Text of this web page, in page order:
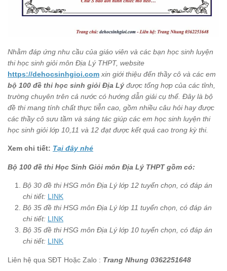
Nhằm đáp ứng nhu cầu của giáo viên và các bạn học sinh luyện
thi học sinh giỏi môn Địa Lý THPT, website
https://dehocsinhgioi.comxin giới thiệu đến thầy cô và các em
bộ 100 đề thi học sinh giỏi Địa Lý được tổng hợp của các tỉnh,
trường chuyên trên cả nước có hướng dẫn giải cụ thể. Đây là bộ
đề thi mang tính chất thực tiễn cao, gồm nhiều câu hỏi hay được
các thầy cô sưu tầm và sáng tác giúp các em học sinh luyện thi
học sinh giỏi lớp 10,11 và 12 đạt được kết quả cao trong kỳ thi.
Xem chi tiết: Tại đây nhé
Bộ 100 đề thi Học Sinh Giỏi môn Địa Lý THPT gồm có:
Bộ 30 đề thi HSG môn Địa Lý lớp 12 tuyển chọn, có đáp án
chi tiết: LINK
Bộ 35 đề thi HSG môn Địa Lý lớp 11 tuyển chọn, có đáp án
chi tiết: LINK
Bộ 35 đề thi HSG môn Địa Lý lớp 10 tuyển chọn, có đáp án
chi tiết: LINK
Liên hệ qua SĐT Hoặc Zalo : Trang Nhung 0362251648